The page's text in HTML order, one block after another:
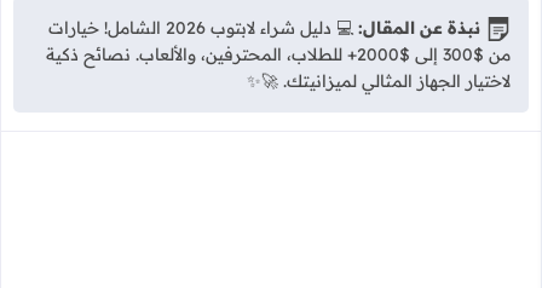
نبذة عن المقال:
💻 دليل شراء لابتوب 2026 الشامل! خيارات
من $300 إلى $2000+ للطلاب، المحترفين، والألعاب. نصائح ذكية
لاختيار الجهاز المثالي لميزانيتك. 🚀✨